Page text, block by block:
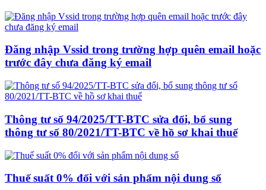
Đăng nhập Vssid trong trường hợp quên email hoặc
trước đây chưa đăng ký email
Thông tư số 94/2025/TT-BTC sửa đổi, bổ sung
thông tư số 80/2021/TT-BTC về hồ sơ khai thuế
Thuế suất 0% đối với sản phẩm nội dung số